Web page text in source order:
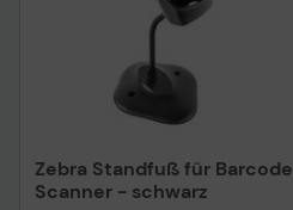
Zebra Standfuß für Barcode
Scanner - schwarz